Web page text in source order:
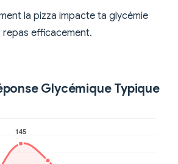
la pizza impacte ta glycémie
efficacement.
Glycémique Typique